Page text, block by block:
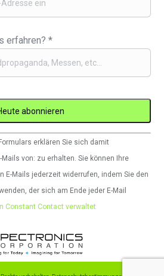
erfahren?*
erklären Sie sich damit
von: zu erhalten. Sie können Ihre
E-Mails jederzeit widerrufen, indem Sie den
der sich am Ende jeder E-Mail
Constant Contact verwaltet